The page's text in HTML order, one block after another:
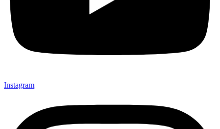
Instagram